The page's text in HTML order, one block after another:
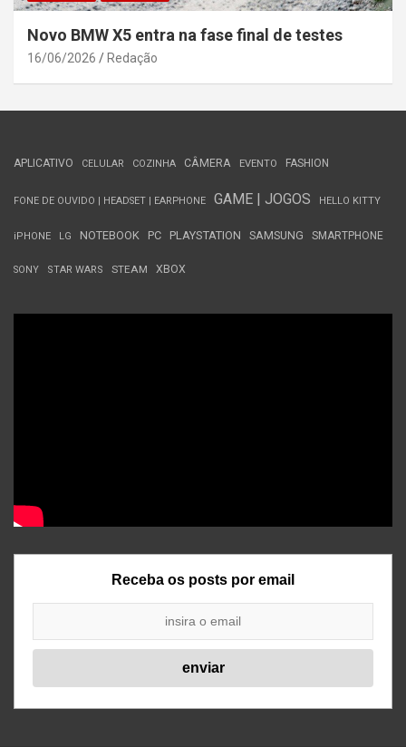
Novo BMW X5 entra na fase final de testes
16/06/2026 Redação
APLICATIVO CELULAR COZINHA CÂMERA EVENTO FASHION
FONE DE OUVIDO | HEADSET | EARPHONE GAME | JOGOS HELLO KITTY
iPHONE LG NOTEBOOK PC PLAYSTATION SAMSUNG SMARTPHONE
SONY STAR WARS STEAM XBOX
Receba os posts por email